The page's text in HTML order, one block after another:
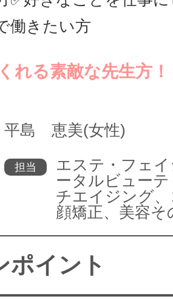
働きたい方
れる素敵な先生方！
平島 恵美(女性)
担当
エステ・フェ
ータルビュー
チエイジング
顔矯正、美容そ
ポイント